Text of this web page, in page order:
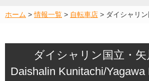
ホーム >情報一覧 > 自転車店 > ダイシャリ
ダイシャリン国立・矢
Daishalin Kunitachi/